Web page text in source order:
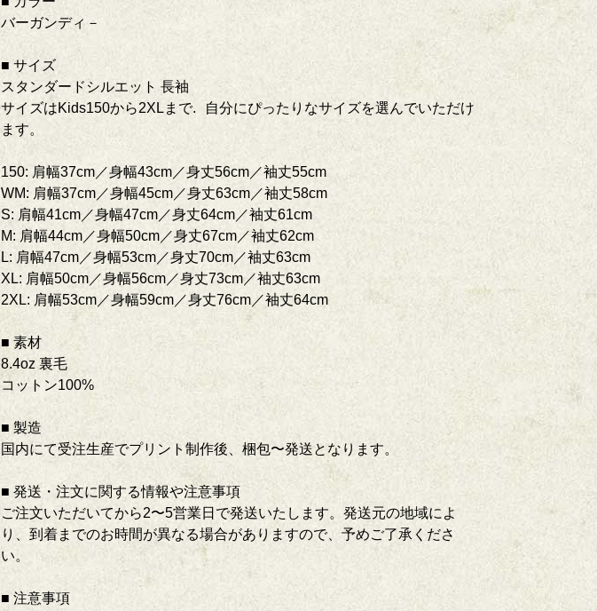
バーガンディ－
■ サイズ
スタンダードシルエット 長袖
サイズはKids150から2XLまで. 自分にぴったりなサイズを選んでいただけ
ます。
150: 肩幅37cm／身幅43cm／身丈56cm／袖丈55cm
WM: 肩幅37cm／身幅45cm／身丈63cm／袖丈58cm
S: 肩幅41cm／身幅47cm／身丈64cm／袖丈61cm
M: 肩幅44cm／身幅50cm／身丈67cm／袖丈62cm
L: 肩幅47cm／身幅53cm／身丈70cm／袖丈63cm
XL: 肩幅50cm／身幅56cm／身丈73cm／袖丈63cm
2XL: 肩幅53cm／身幅59cm／身丈76cm／袖丈64cm
■ 素材
8.4oz 裏毛
コットン100%
■ 製造
国内にて受注生産でプリント制作後、梱包〜発送となります。
■ 発送・注文に関する情報や注意事項
ご注文いただいてから2〜5営業日で発送いたします。発送元の地域によ
り、到着までのお時間が異なる場合がありますので、予めご了承くださ
い。
■ 注意事項